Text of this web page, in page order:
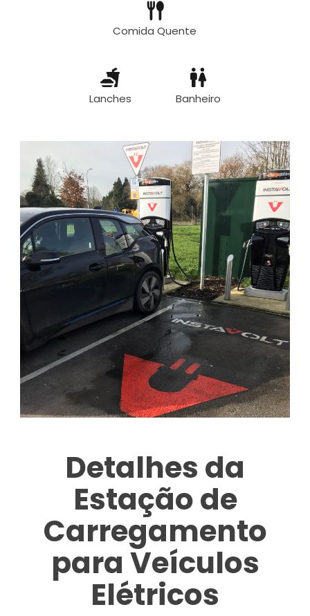
Comida Quente
Lanches Banheiro
Detalhes da
Estação de
Carregamento
para Veículos
Elétricos